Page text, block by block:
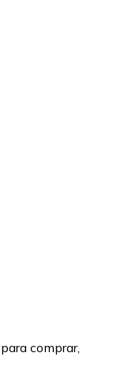
comprar,